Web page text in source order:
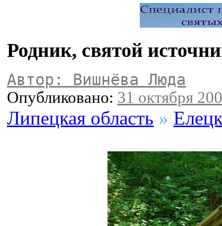
Родник, святой
Автор: Вишнёва Люда
Опубликовано: 31 октября
Липецкая область »